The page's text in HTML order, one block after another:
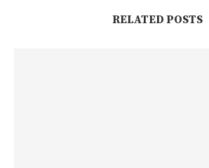
RELATED POSTS